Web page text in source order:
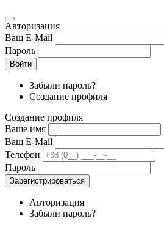
Авторизация
Ваш E-Mail
Пароль
Войти
Забыли пароль?
Создание профиля
Создание профиля
Ваше имя
Ваш E-Mail
Телефон
Пароль
Зарегистрироваться
Авторизация
Забыли пароль?